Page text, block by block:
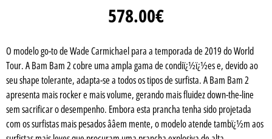
578.00€
O modelo go-to de Wade Carmichael para a temporada de 2019 do World
Tour. A Bam Bam 2 cobre uma ampla gama de condiï¿½ï¿½es e, devido ao
seu shape tolerante, adapta-se a todos os tipos de surfista. A Bam Bam 2
apresenta mais rocker e mais volume, gerando mais fluidez down-the-line
sem sacrificar o desempenho. Embora esta prancha tenha sido projetada
com os surfistas mais pesados ââem mente, o modelo atende tambï¿½m aos